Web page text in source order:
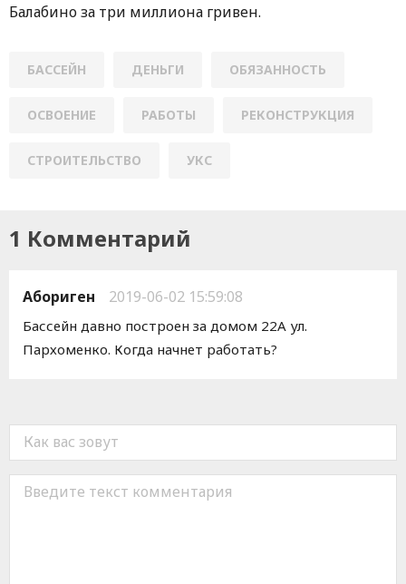
Балабино за три миллиона гривен.
БАССЕЙН ДЕНЬГИ ОБЯЗАННОСТЬ
ОСВОЕНИЕ РАБОТЫ РЕКОНСТРУКЦИЯ
СТРОИТЕЛЬСТВО УКС
1 Комментарий
Абориген 2019-06-02 15:59:08
Бассейн давно построен за домом 22А ул.
Пархоменко. Когда начнет работать?